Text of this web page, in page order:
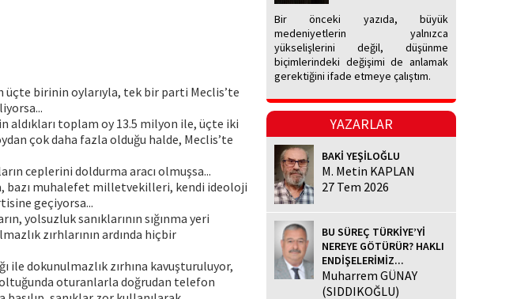
birinin oylarıyla, tek bir parti Meclis’te
aldıkları toplam oy 13.5 milyon ile, üçte iki
çok daha fazla olduğu halde, Meclis’te
ceplerini doldurma aracı olmuşsa...
bazı muhalefet milletvekilleri, kendi ideoloji
geçiyorsa...
yolsuzluk sanıklarının sığınma yeri
zırhlarının ardında hiçbir
ile dokunulmazlık zırhına kavuşturuluyor,
oturanlarla doğrudan telefon
Bir önceki yazıda, büyük
medeniyetlerin yalnızca
yükselişlerini değil, düşünme
biçimlerindeki değişimi de anlamak
gerektiğini ifade etmeye çalıştım.
YAZARLAR
BAKİ YEŞİLOĞLU
M. Metin KAPLAN
27 Tem 2026
BU SÜREÇ TÜRKİYE’Yİ
NEREYE GÖTÜRÜR? HAKLI
ENDİŞELERİMİZ...
Muharrem GÜNAY
(SIDDIKOĞLU)